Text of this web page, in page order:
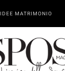
IDEE MATRIMONIO